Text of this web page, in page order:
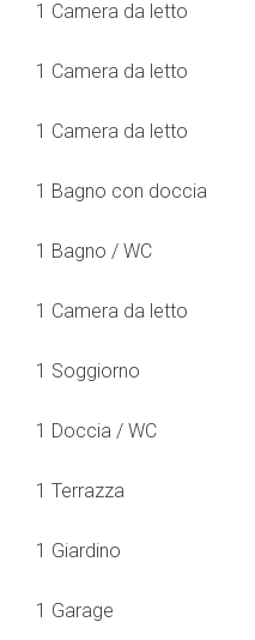
1 Camera da letto
1 Camera da letto
1 Camera da letto
1 Bagno con doccia
1 Bagno / WC
1 Camera da letto
1 Soggiorno
1 Doccia / WC
1 Terrazza
1 Giardino
1 Garage